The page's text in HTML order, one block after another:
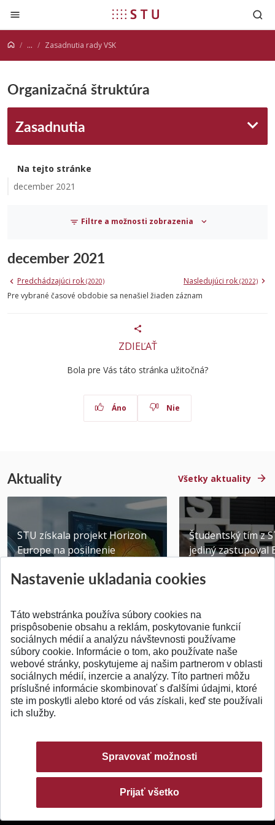
Prejsť na obsah
... Zasadnutia rady VSK
Organizačná štruktúra
Zasadnutia
Na tejto stránke
december 2021
Filtre a možnosti zobrazenia
december 2021
Predchádzajúci rok (2020) Nasledujúci rok (2022)
Pre vybrané časové obdobie sa nenašiel žiaden záznam
ZDIEĽAŤ
Bola pre Vás táto stránka užitočná?
Áno Nie
Aktuality Všetky aktuality
STU získala projekt Horizon
Europe na posilnenie
Publikované 31.07.2026
Študentský tím z
jediný zastupoval
Publikované
SPÄŤ NA VRCH
Nastavenie ukladania cookies
Táto webstránka používa súbory cookies na
prispôsobenie obsahu a reklám, poskytovanie funkcií
sociálnych médií a analýzu návštevnosti používame
súbory cookie. Informácie o tom, ako používate naše
webové stránky, poskytujeme aj našim partnerom v oblasti
sociálnych médií, inzercie a analýzy. Títo partneri môžu
príslušné informácie skombinovať s ďalšími údajmi, ktoré
ste im poskytli alebo ktoré od vás získali, keď ste používali
ich služby.
Spravovať možnosti
Prijať všetko